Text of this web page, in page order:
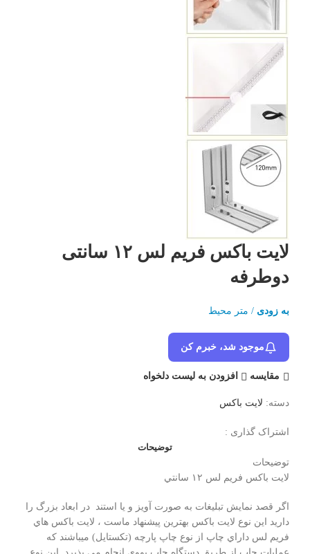
لایت باکس فریم لس ۱۲ سانتی
دوطرفه
به زودی / متر محیط
موجود شد، خبرم کن
مقایسه افزودن به لیست دلخواه
دسته: لایت باکس
اشتراک گذاری :
توضیحات
توضیحات
لايت باكس فريم لس ١٢ سانتي
اگر قصد نمايش تبليغات به صورت آويز و يا استند در ابعاد بزرگ را
داريد اين نوع لايت باكس بهترين پيشنهاد ماست ، لايت باكس هاي
فريم لس داراي چاپ از نوع چاپ پارچه (تكستايل) ميباشند كه